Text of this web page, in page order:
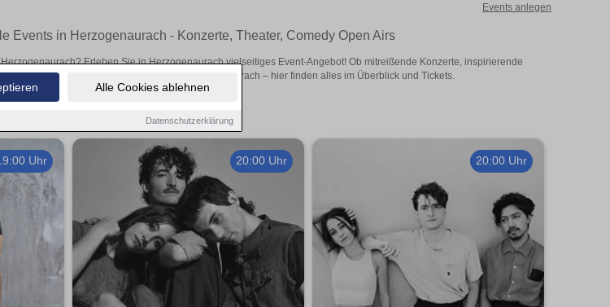
Alle Cookies ablehnen
Datenschutzerklärung
Events anlegen
Events in Herzogenaurach - Konzerte, Theater, Comedy Open Airs
Erleben Sie in Herzogenaurach vielseitiges Event-Angebot! Ob mitreißende Konzerte, inspirierende
oder aufregende Veranstaltungen in Herzogenaurach – hier finden alles im Überblick und Tickets.
Uhr 20:00 Uhr 20:00 Uhr